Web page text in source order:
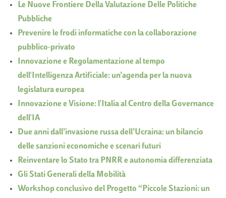
Le Nuove Frontiere Della Valutazione Delle Politiche
Pubbliche
Prevenire le frodi informatiche con la collaborazione
pubblico-privato
Innovazione e Regolamentazione al tempo
dell'Intelligenza Artificiale: un’agenda per la nuova
legislatura europea
Innovazione e Visione: l'Italia al Centro della Governance
dell'IA
Due anni dall’invasione russa dell’Ucraina: un bilancio
delle sanzioni economiche e scenari futuri
Reinventare lo Stato tra PNRR e autonomia differenziata
Gli Stati Generali della Mobilità
Workshop conclusivo del Progetto “Piccole Stazioni: un